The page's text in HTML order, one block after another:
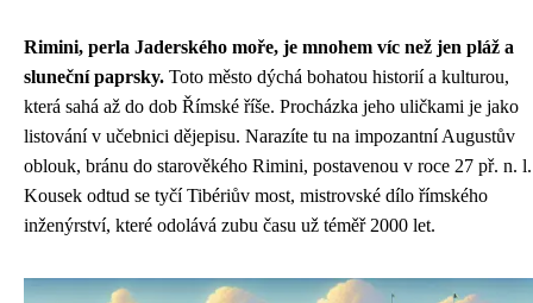
Rimini, perla Jaderského moře, je mnohem víc než jen pláž a
sluneční paprsky. Toto město dýchá bohatou historií a kulturou,
která sahá až do dob Římské říše. Procházka jeho uličkami je jako
listování v učebnici dějepisu. Narazíte tu na impozantní Augustův
oblouk, bránu do starověkého Rimini, postavenou v roce 27 př. n. l.
Kousek odtud se tyčí Tibériův most, mistrovské dílo římského
inženýrství, které odolává zubu času už téměř 2000 let.